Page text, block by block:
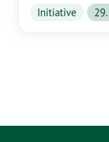
Initiative